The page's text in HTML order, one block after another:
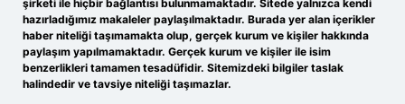
şirketi ile hiçbir bağlantısı bulunmamaktadır. Sitede yalnızca kendi
hazırladığımız makaleler paylaşılmaktadır. Burada yer alan içerikler
haber niteliği taşımamakta olup, gerçek kurum ve kişiler hakkında
paylaşım yapılmamaktadır. Gerçek kurum ve kişiler ile isim
benzerlikleri tamamen tesadüfidir. Sitemizdeki bilgiler taslak
halindedir ve tavsiye niteliği taşımazlar.